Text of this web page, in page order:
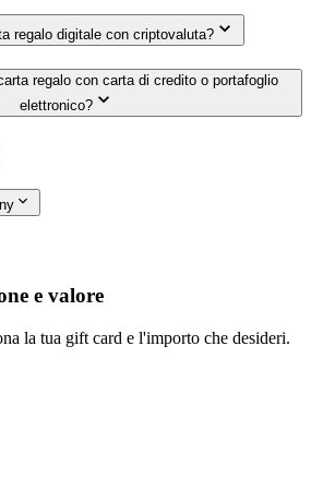
regalo digitale con criptovaluta?
regalo con carta di credito o portafoglio
elettronico?
e valore
la tua gift card e l'importo che desideri.